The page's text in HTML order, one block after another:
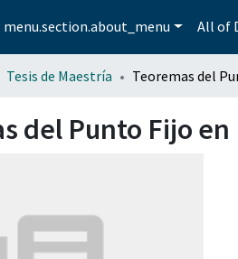
menu.section.about_menu All of
Tesis de Maestría
del Punto Fijo